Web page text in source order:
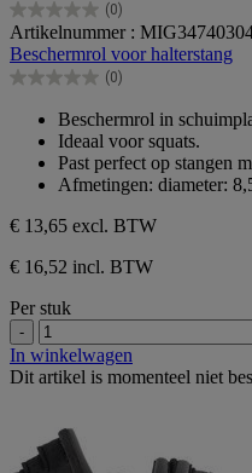
(0)
0.0
van
de
5
Artikelnummer :
Beschermrol voor halterstang
(0)
0.0
sterren.
Beschermrol in
Ideaal voor squats.
Past perfect op stangen
Afmetingen: diameter:
€ 13,65 excl. BTW
€ 16,52 incl. BTW
Per stuk
-
In winkelwagen
Dit artikel is momenteel niet